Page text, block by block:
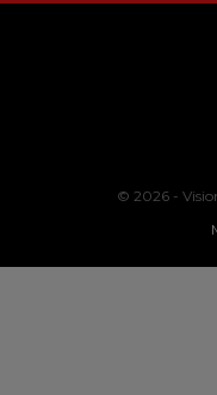
© 2026 -